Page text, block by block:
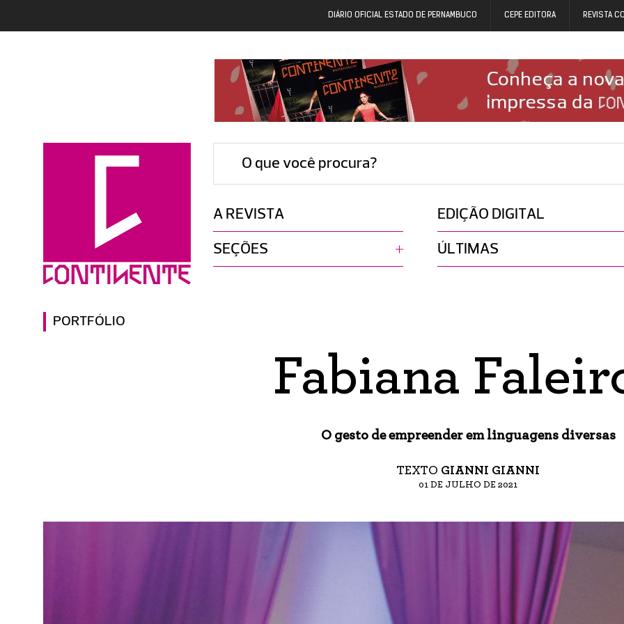
DIÁRIO OFICIAL ESTADO DE PERNAMBUCO CEPE EDITORA REVISTA
O que você procura?
A REVISTA EDIÇÃO DIGITAL
SEÇÕES ÚLTIMAS
PORTFÓLIO
Fabiana
O gesto de empreender em linguagens diversas
TEXTO GIANNI GIANNI
01 DE JULHO DE 2021